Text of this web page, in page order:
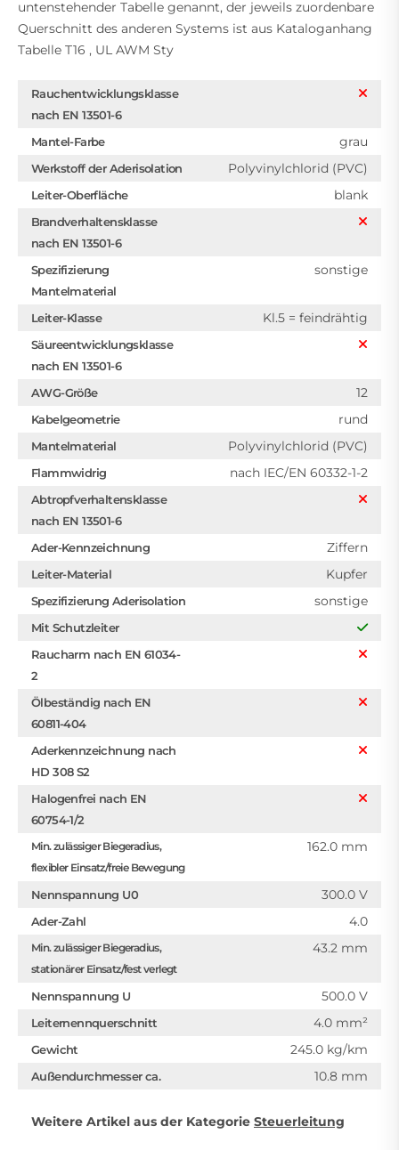
untenstehender Tabelle genannt, der jeweils zuordenbare
Querschnitt des anderen Systems ist aus Kataloganhang
Tabelle T16 , UL AWM Sty
Rauchentwicklungsklasse
nach EN 13501-6
Mantel-Farbe
grau
Werkstoff der Aderisolation Polyvinylchlorid (PVC)
Leiter-Oberfläche blank
Brandverhaltensklasse
nach EN 13501-6
Spezifizierung
Mantelmaterial
sonstige
Leiter-Klasse Kl.5 = feindrähtig
Säureentwicklungsklasse
nach EN 13501-6
AWG-Größe
12
Kabelgeometrie rund
Mantelmaterial Polyvinylchlorid (PVC)
Flammwidrig nach IEC/EN 60332-1-2
Abtropfverhaltensklasse
nach EN 13501-6
Ader-Kennzeichnung
Ziffern
Leiter-Material Kupfer
Spezifizierung Aderisolation sonstige
Mit Schutzleiter
Raucharm nach EN 61034-
2
Ölbeständig nach EN
60811-404
Aderkennzeichnung nach
HD 308 S2
Halogenfrei nach EN
60754-1/2
Min. zulässiger Biegeradius,
flexibler Einsatz/freie Bewegung
162.0 mm
Nennspannung U0 300.0 V
Ader-Zahl 4.0
Min. zulässiger Biegeradius,
stationärer Einsatz/fest verlegt
43.2 mm
Nennspannung U 500.0 V
Leiternennquerschnitt 4.0 mm²
Gewicht 245.0 kg/km
Außendurchmesser ca. 10.8 mm
Weitere Artikel aus der Kategorie Steuerleitung